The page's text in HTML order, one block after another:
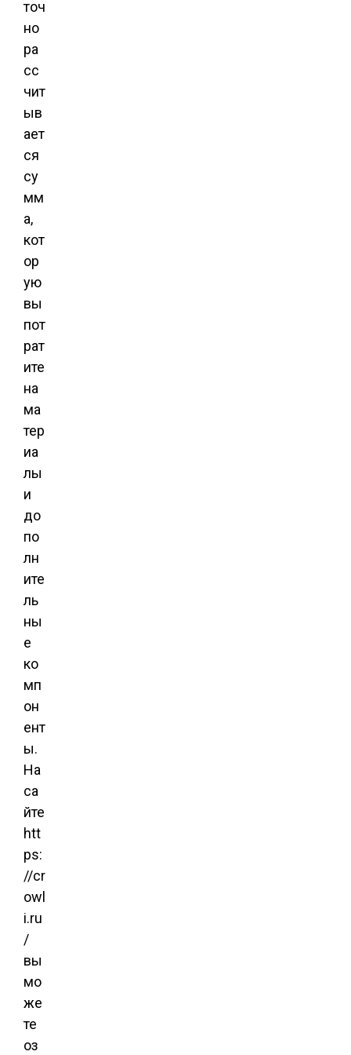
точ
но
ра
сс
чит
ыв
ает
ся
су
мм
а,
кот
ор
ую
вы
пот
рат
ите
на
ма
тер
иа
лы
и
до
по
лн
ите
ль
ны
е
ко
мп
он
ент
ы.
На
са
йте
htt
ps:
//cr
owl
i.ru
/
вы
мо
же
те
оз